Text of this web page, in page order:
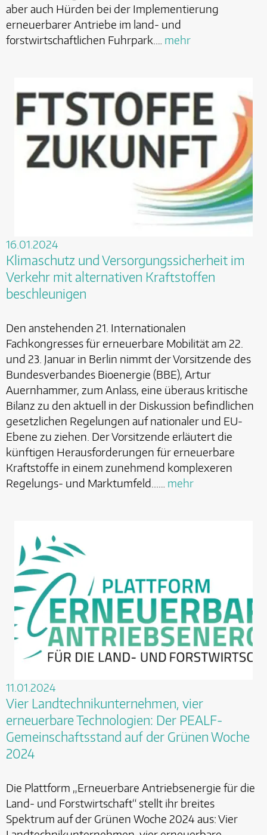
aber auch Hürden bei der Implementierung
erneuerbarer Antriebe im land- und
forstwirtschaftlichen Fuhrpark.… mehr
16.01.2024
Klimaschutz und Versorgungssicherheit im
Verkehr mit alternativen Kraftstoffen
beschleunigen
Den anstehenden 21. Internationalen
Fachkongresses für erneuerbare Mobilität am 22.
und 23. Januar in Berlin nimmt der Vorsitzende des
Bundesverbandes Bioenergie (BBE), Artur
Auernhammer, zum Anlass, eine überaus kritische
Bilanz zu den aktuell in der Diskussion befindlichen
gesetzlichen Regelungen auf nationaler und EU-
Ebene zu ziehen. Der Vorsitzende erläutert die
künftigen Herausforderungen für erneuerbare
Kraftstoffe in einem zunehmend komplexeren
Regelungs- und Marktumfeld...… mehr
11.01.2024
Vier Landtechnikunternehmen, vier
erneuerbare Technologien: Der PEALF-
Gemeinschaftsstand auf der Grünen Woche
2024
Die Plattform „Erneuerbare Antriebsenergie für die
Land- und Forstwirtschaft“ stellt ihr breites
Spektrum auf der Grünen Woche 2024 aus: Vier